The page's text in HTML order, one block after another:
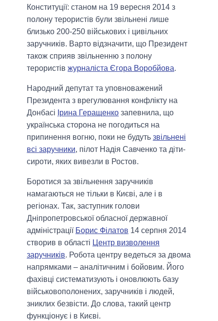
Конституції: станом на 19 вересня 2014 з
полону терористів були звільнені лише
близько 200-250 військових і цивільних
заручників. Варто відзначити, що Президент
також сприяв звільненню з полону
терористів журналіста Єгора Воробйова.
Народний депутат та уповноважений
Президента з врегулювання конфлікту на
Донбасі Ірина Геращенко запевнила, що
українська сторона не погодиться на
припинення вогню, поки не будуть звільнені
всі заручники, пілот Надія Савченко та діти-
сироти, яких вивезли в Ростов.
Боротися за звільнення заручників
намагаються не тільки в Києві, але і в
регіонах. Так, заступник голови
Дніпропетровської обласної державної
адміністрації Борис Філатов 14 серпня 2014
створив в області Центр визволення
заручників. Робота центру ведеться за двома
напрямками – аналітичним і бойовим. Його
фахівці систематизують і оновлюють базу
військовополонених, заручників і людей,
зниклих безвісти. До слова, такий центр
функціонує і в Києві.